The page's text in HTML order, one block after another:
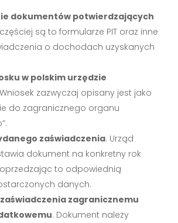
dokumentów potwierdzających
są to formularze PIT oraz inne
o dochodach uzyskanych
w polskim urzędzie
zazwyczaj opisany jest jako
do zagranicznego organu
zaświadczenia. Urząd
dokument na konkretny rok
to odpowiednią
danych.
zagranicznemu
. Dokument należy